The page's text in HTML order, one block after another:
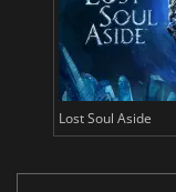
Lost Soul Aside